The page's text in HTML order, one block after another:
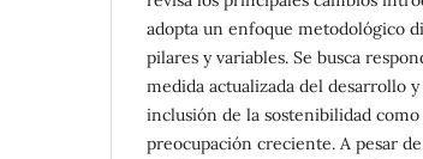
adopta un enfoque metodológico
pilares y variables. Se busca
medida actualizada del desarrollo
inclusión de la sostenibilidad
preocupación creciente. A pesar